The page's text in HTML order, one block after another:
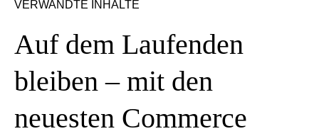
VERWANDTE INHALTE
Auf dem Laufenden
bleiben – mit den
neuesten Commerce